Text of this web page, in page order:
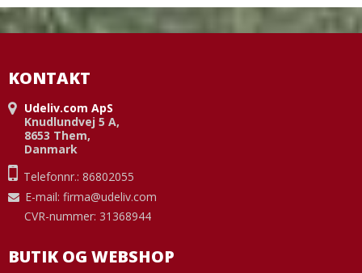
KONTAKT
Udeliv.com ApS
Knudlundvej 5 A,
8653 Them,
Danmark
Telefonnr.: 86802055
E-mail: firma@udeliv.com
CVR-nummer: 31368944
BUTIK OG WEBSHOP